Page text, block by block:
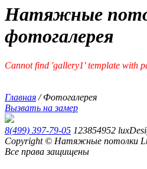
Натяжные
фотогалерея
Cannot find 'gallery1' template with
Главная /Фотогалерея
Вызвать на замер
8(499) 397-79-05 123854952
Copyright © Натяжные потолки
Все права защищены